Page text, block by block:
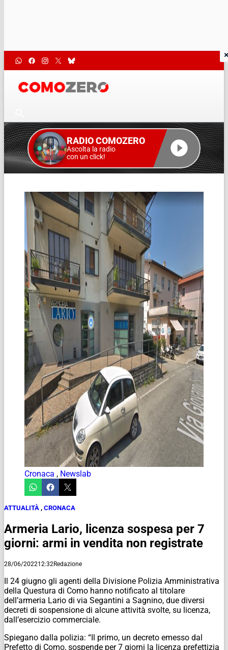
RADIO COMOZERO
Ascolta la radio
con un click!
Cronaca , Newslab
ATTUALITÀ , CRONACA
Armeria Lario, licenza sospesa per 7
giorni: armi in vendita non registrate
28/06/202212:32Redazione
Il 24 giugno gli agenti della Divisione Polizia Amministrativa
della Questura di Como hanno notificato al titolare
dell’armeria Lario di via Segantini a Sagnino, due diversi
decreti di sospensione di alcune attività svolte, su licenza,
dall’esercizio commerciale.
Spiegano dalla polizia: “Il primo, un decreto emesso dal
Prefetto di Como, sospende per 7 giorni la licenza prefettizia